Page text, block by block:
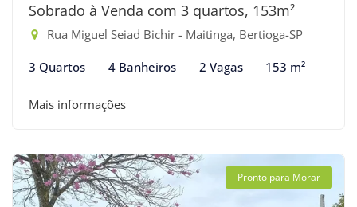
Sobrado à Venda com 3 quartos, 153m²
Rua Miguel Seiad Bichir - Maitinga, Bertioga-SP
3 Quartos 4 Banheiros 2 Vagas 153 m²
Mais informações
Pronto para Morar